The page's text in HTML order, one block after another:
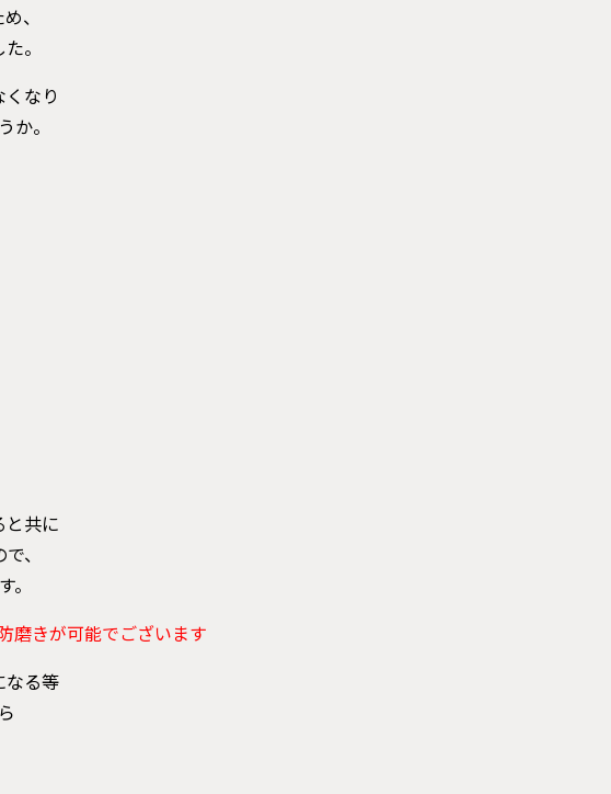
、
。
なり
か。
と共に
、
磨きが可能でございます
なる等